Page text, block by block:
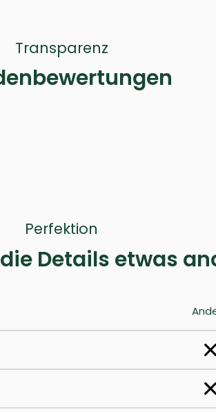
Transparenz
Perfektion
Details etwas